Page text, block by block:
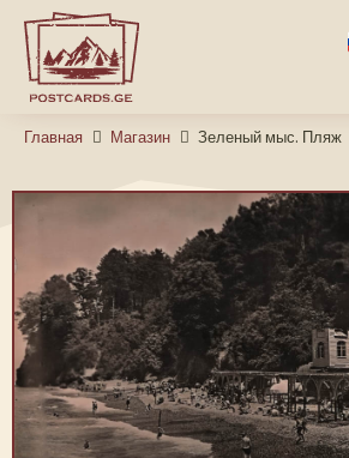
Главная Магазин Зеленый мыс. Пляж